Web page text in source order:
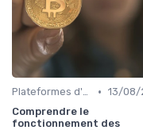
Plateformes d'échange et portefeuilles • 13/08/
Comprendre le
fonctionnement des